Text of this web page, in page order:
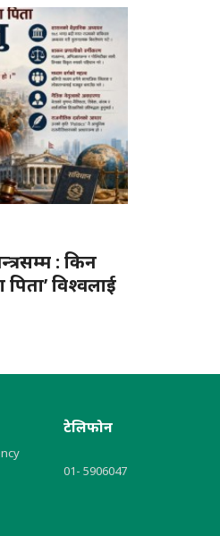
: किन
विश्वलाई
टेलिफोन
01- 5906047